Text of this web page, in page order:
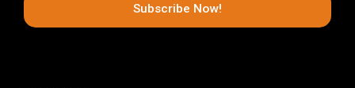
Subscribe Now!